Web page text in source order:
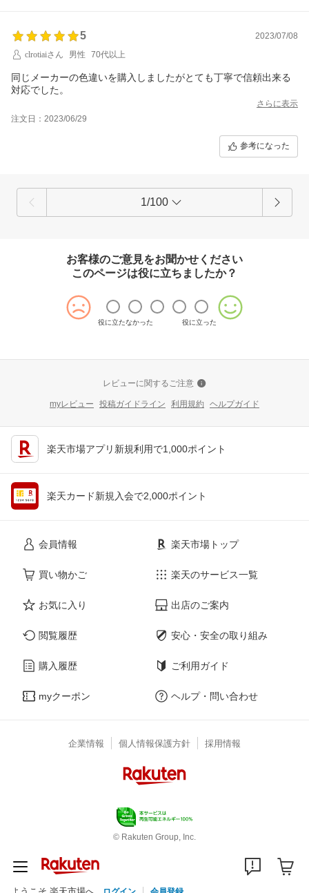
5
2023/07/08
clrotiaiさん
男性 70代以上
同じメーカーの色違いを購入しましたがとても丁寧で信頼出来る
対応でした。
さらに表示
注文日：2023/06/29
参考になった
1/100
お客様のご意見をお聞かせください
このページは役に立ちましたか？
役に立たなかった 役に立った
レビューに関するご注意
myレビュー 投稿ガイドライン 利用規約 ヘルプガイド
楽天市場アプリ新規利用で1,000ポイント
楽天カード新規入会で2,000ポイント
会員情報
買い物かご
お気に入り
閲覧履歴
購入履歴
myクーポン
楽天市場トップ
楽天のサービス一覧
出店のご案内
安心・安全の取り組み
ご利用ガイド
ヘルプ・問い合わせ
企業情報 個人情報保護方針 採用情報
© Rakuten Group, Inc.